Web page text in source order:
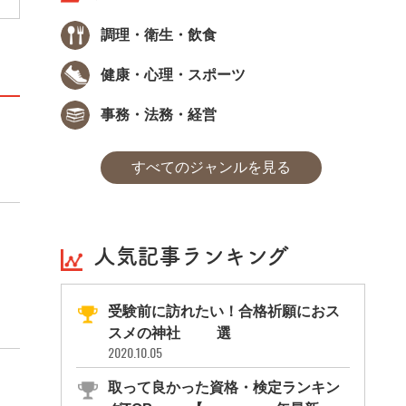
調理・衛生・飲食
健康・心理・スポーツ
事務・法務・経営
すべてのジャンルを見る
人気記事ランキング
受験前に訪れたい！合格祈願におス
スメの神社11選
2020.10.05
取って良かった資格・検定ランキン